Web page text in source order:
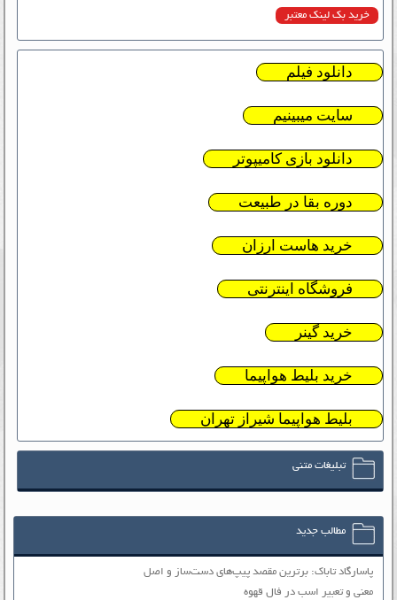
خرید بک لینک معتبر
دانلود فیلم
سایت میبینیم
دانلود بازی کامیپوتر
دوره بقا در طبیعت
خرید هاست ارزان
فروشگاه اینترنتی
خرید گینر
خرید بلیط هواپیما
بلیط هواپیما شیراز تهران
تبلیغات متنی
مطالب جدید
پاسارگاد تاباک: برترین مقصد پیپ‌های دست‌ساز و اصل
معنی و تعبیر اسب در فال قهوه